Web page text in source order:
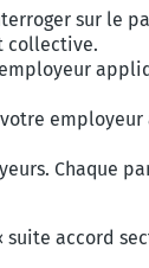
sur le
collective.
Chaque
accord